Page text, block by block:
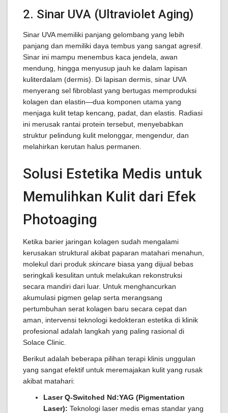
2. Sinar UVA (Ultraviolet Aging)
Sinar UVA memiliki panjang gelombang yang lebih
panjang dan memiliki daya tembus yang sangat agresif.
Sinar ini mampu menembus kaca jendela, awan
mendung, hingga menyusup jauh ke dalam lapisan
kuliterdalam (dermis). Di lapisan dermis, sinar UVA
menyerang sel fibroblast yang bertugas memproduksi
kolagen dan elastin—dua komponen utama yang
menjaga kulit tetap kencang, padat, dan elastis. Radiasi
ini merusak rantai protein tersebut, menyebabkan
struktur pelindung kulit melonggar, mengendur, dan
melahirkan kerutan halus permanen.
Solusi Estetika Medis untuk
Memulihkan Kulit dari Efek
Photoaging
Ketika barier jaringan kolagen sudah mengalami
kerusakan struktural akibat paparan matahari menahun,
molekul dari produk skincare biasa yang dijual bebas
seringkali kesulitan untuk melakukan rekonstruksi
secara mandiri dari luar. Untuk menghancurkan
akumulasi pigmen gelap serta merangsang
pertumbuhan serat kolagen baru secara cepat dan
aman, intervensi teknologi kedokteran estetika di klinik
profesional adalah langkah yang paling rasional di
Solace Clinic.
Berikut adalah beberapa pilihan terapi klinis unggulan
yang sangat efektif untuk meremajakan kulit yang rusak
akibat matahari:
Laser Q-Switched Nd:YAG (Pigmentation
Laser): Teknologi laser medis emas standar yang